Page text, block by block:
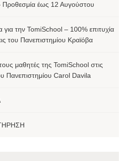
έως 12 Αυγούστου
για την TomiSchool – 100% επιτυχία
του Πανεπιστημίου Κραϊόβα
μαθητές της TomiSchool στις
Πανεπιστημίου Carol Davila